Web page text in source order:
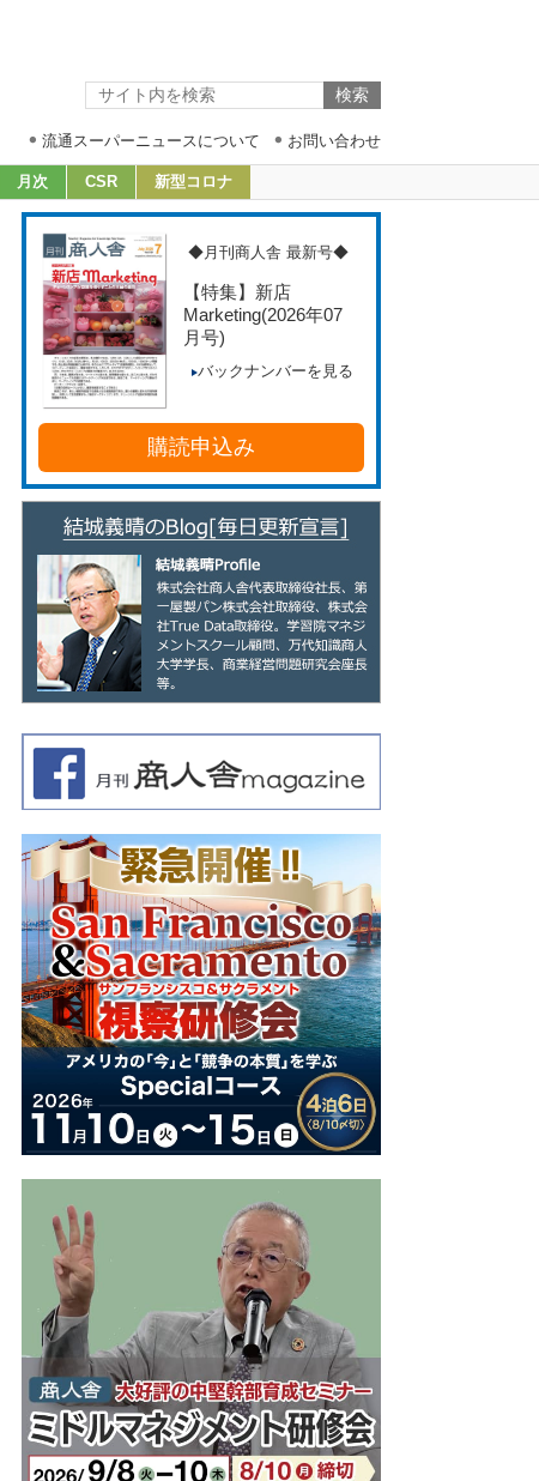
流通スーパーニュースについて お問い合わせ
月次 CSR 新型コロナ
◆月刊商人舎 最新号◆
【特集】新店
Marketing(2026年07
月号)
バックナンバーを見る
購読申込み